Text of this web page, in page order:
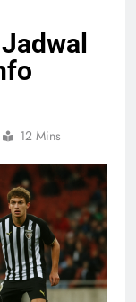
12 Mins